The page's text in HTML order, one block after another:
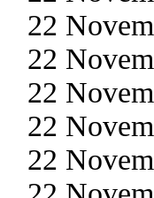
22
22
22
22
22